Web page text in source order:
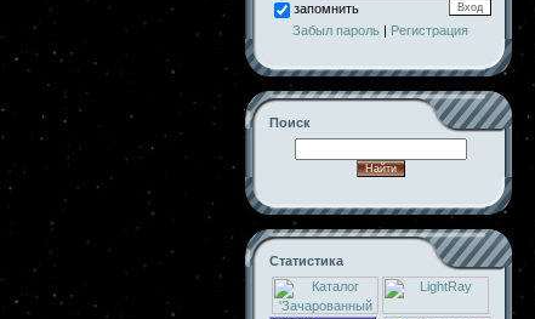
запомнить
Забыл пароль | Регистрация
Поиск
Статистика